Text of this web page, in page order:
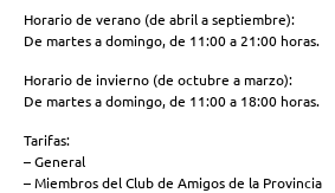
Horario de verano (de abril a septiembre):
De martes a domingo, de 11:00 a 21:00 horas.
Horario de invierno (de octubre a marzo):
De martes a domingo, de 11:00 a 18:00 horas.
Tarifas:
– General
– Miembros del Club de Amigos de la Provincia